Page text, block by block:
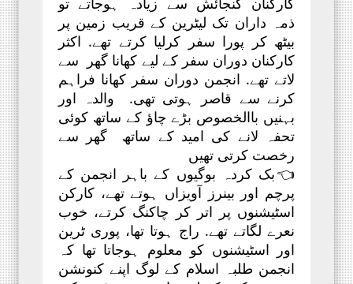
ذمہ داران تک لیٹرین کے قریب زمین پر
بیٹھ کر پورا سفر کرلیا کرتے تھے. اکثر
کارکنان دوران سفر کے لیے کھانا گھر سے
لاتے تھے. انجمن دوران سفر کھانا فراہم
کرنے سے قاصر ہوتی تھی. والدہ اور
بہنیں باالخصوص بڑے چاؤ کے ساتھ کوئی
تحفہ لانے کی امید کے ساتھ گھر سے
رخصت کرتی تھیں
👈بک کردہ بوگیوں کے باہر انجمن کے
پرچم اور بینرز آویزاں ہوتے تھے، کارکن
اسٹیشنوں پر اتر کر چاکنگ کرتے، خوب
نعرے لگاتے تھے. راج ہوتا تھا، پوری ٹرین
اور اسٹیشنوں کو معلوم ہوجاتا تھا کہ
انجمن طلبہ اسلام کے لوگ اپنے کنونشن